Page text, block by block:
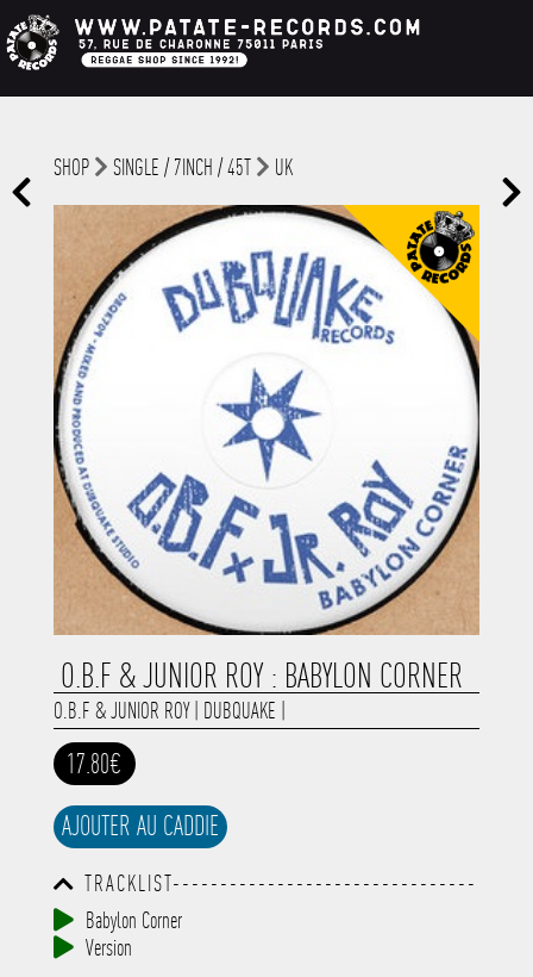
SHOP SINGLE / 7INCH / 45T UK
O.B.F & JUNIOR ROY : BABYLON CORNER
O.B.F & JUNIOR ROY| DUBQUAKE
17.80€
AJOUTER AU CADDIE
TRACKLIST--------------------------------
-----------------------------------------
-----------------------------------------
-----------------------------------------
Babylon Corner
Version